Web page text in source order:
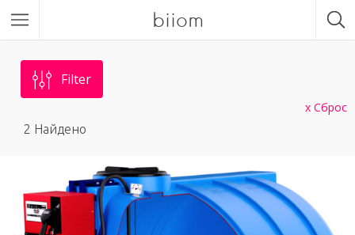
biiom
Filter
2 Найдено
Сброс